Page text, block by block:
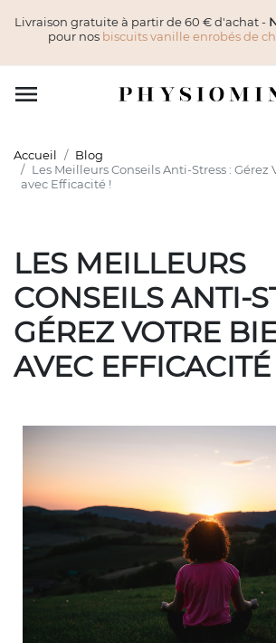
Livraison gratuite à partir de 60 € d'achat -
pour nos biscuits vanille enrobés de

Accueil
Blog
Les Meilleurs Conseils Anti-Stress : Gérez
avec Efficacité !
LES MEILLEURS
CONSEILS ANTI-
GÉREZ VOTRE
AVEC EFFICACITÉ